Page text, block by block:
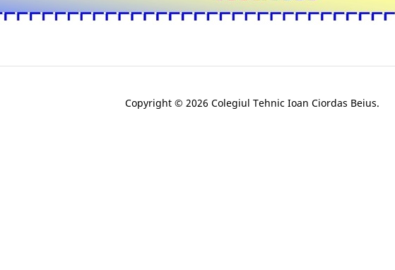
Copyright © 2026 Colegiul Tehnic Ioan Ciordas Beius.